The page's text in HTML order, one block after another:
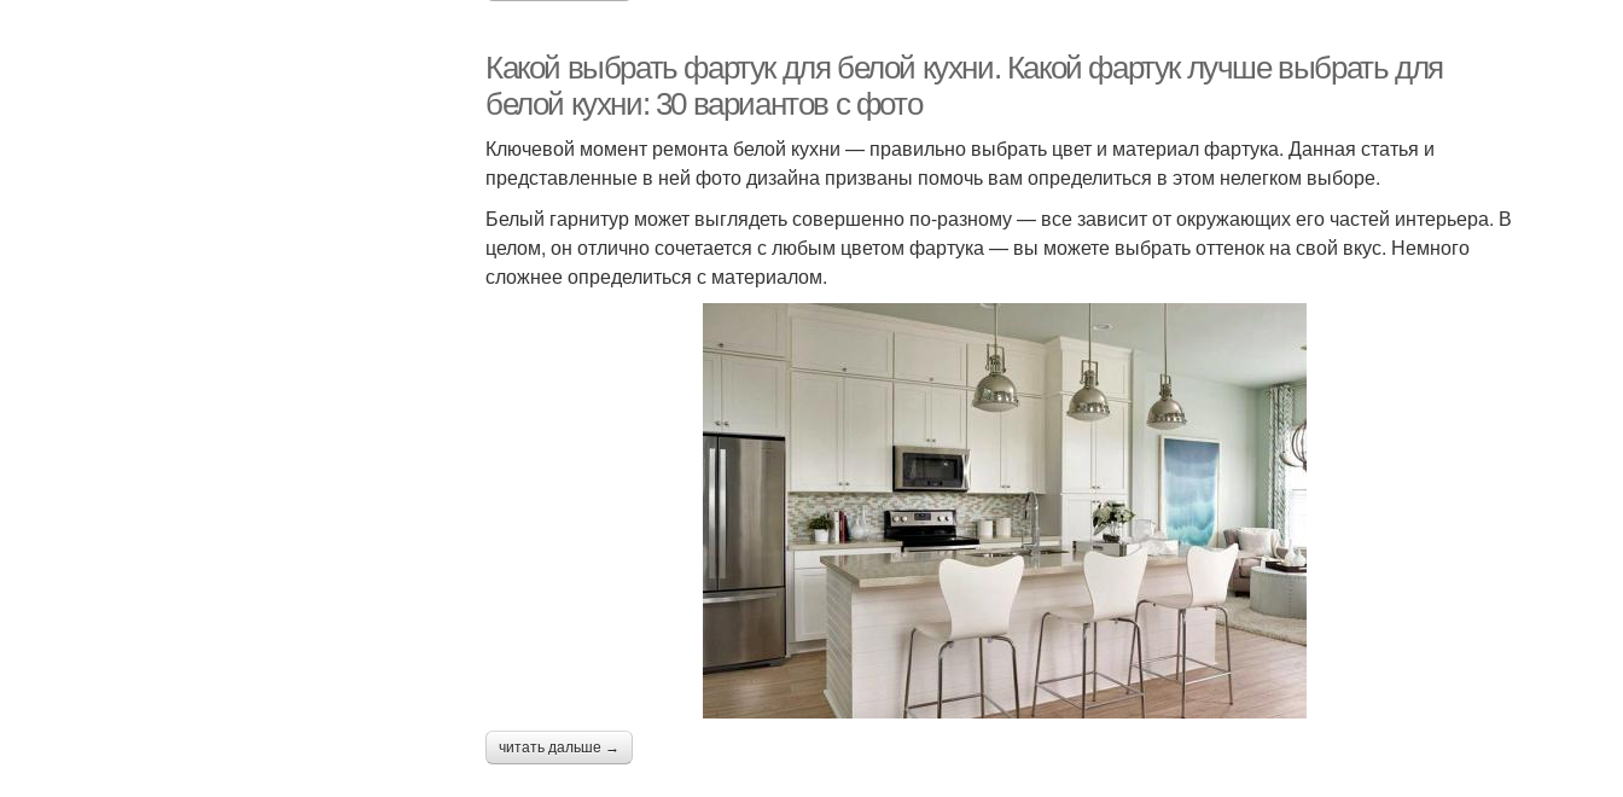
Какой выбрать фартук для белой кухни. Какой фартук лучше выбрать для
белой кухни: 30 вариантов с фото
Ключевой момент ремонта белой кухни — правильно выбрать цвет и материал фартука. Данная статья и
представленные в ней фото дизайна призваны помочь вам определиться в этом нелегком выборе.
Белый гарнитур может выглядеть совершенно по-разному — все зависит от окружающих его частей интерьера. В
целом, он отлично сочетается с любым цветом фартука — вы можете выбрать оттенок на свой вкус. Немного
сложнее определиться с материалом.
читать дальше →